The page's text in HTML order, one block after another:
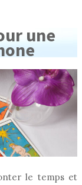
une
le temps et